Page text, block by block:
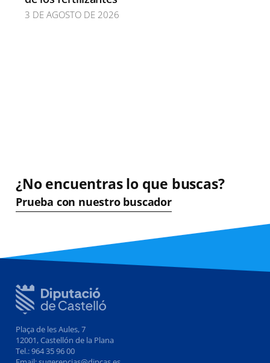
3 DE AGOSTO DE 2026
¿No encuentras lo que buscas?
Prueba con nuestro buscador
Plaça de les Aules, 7
12001, Castellón de la Plana
Tel.: 964 35 96 00